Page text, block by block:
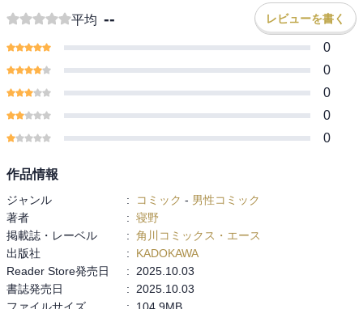
平均 -- レビューを書く
0
0
0
0
0
作品情報
ジャンル : コミック - 男性コミック
著者
: 寝野
掲載誌・レーベル
: 角川コミックス・エース
出版社
:
KADOKAWA
Reader Store発売日
:
2025.10.03
書誌発売日
:
2025.10.03